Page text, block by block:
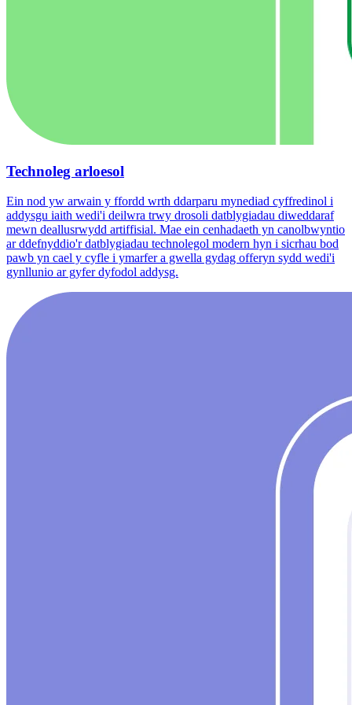
Technoleg arloesol
Ein nod yw arwain y ffordd wrth ddarparu mynediad cyffredinol i
addysgu iaith wedi'i deilwra trwy drosoli datblygiadau diweddaraf
mewn deallusrwydd artiffisial. Mae ein cenhadaeth yn canolbwyntio
ar ddefnyddio'r datblygiadau technolegol modern hyn i sicrhau bod
pawb yn cael y cyfle i ymarfer a gwella gydag offeryn sydd wedi'i
gynllunio ar gyfer dyfodol addysg.